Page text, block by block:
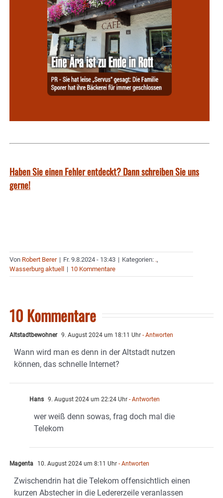
Haben Sie einen Fehler entdeckt? Dann schreiben Sie uns
gerne!
Von Robert Berer | Fr. 9.8.2024 - 13:43 | Kategorien: .,
Wasserburg aktuell
| 10 Kommentare
10 Kommentare
Altstadtbewohner 9. August 2024 um 18:11 Uhr - Antworten
Wann wird man es denn in der Altstadt nutzen
können, das schnelle Internet?
Hans 9. August 2024 um 22:24 Uhr - Antworten
wer weiß denn sowas, frag doch mal die
Telekom
Magenta 10. August 2024 um 8:11 Uhr - Antworten
Zwischendrin hat die Telekom offensichtlich einen
kurzen Abstecher in die Ledererzeile veranlassen